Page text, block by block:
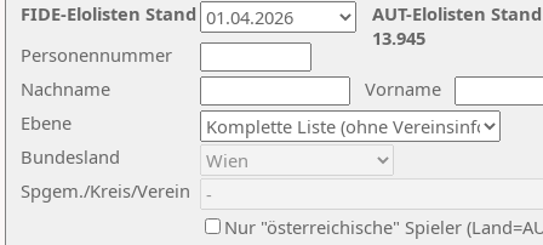
Nachname
Vorname
Ebene
Personennummer
Bundesland
Spgem./Kreis/Verein
Nur "österreichische" Spieler
AUT-Elolisten
13.945
FIDE-Elolisten Stand